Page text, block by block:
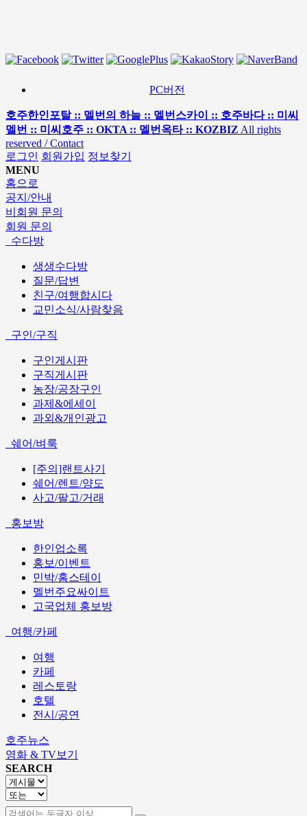
PC버전
호주한인포탈 :: 멜번의 하늘 :: 멜번스카이 :: 호주바다 :: 미씨
멜번 :: 미씨호주 :: OKTA :: 멜번옥타 :: KOZBIZ All rights
reserved / Contact
로그인 회원가입 정보찾기
MENU
홈으로
공지/안내
비회원 문의
회원 문의
수다방
생생수다방
질문/답변
친구/여행합시다
교민소식/사람찾음
구인/구직
구인게시판
구직게시판
농장/공장구인
과제&에세이
과외&개인광고
쉐어/벼룩
[주의]랜트사기
쉐어/렌트/양도
사고/팔고/거래
홍보방
한인업소록
홍보/이벤트
민박/홈스테이
멜번주요싸이트
고국업체 홍보방
여행/카페
여행
카페
레스토랑
호텔
전시/공연
호주뉴스
영화 & TV보기
SEARCH